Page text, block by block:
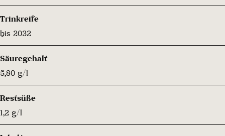
Trinkreife
bis 2032
Säuregehalt
5,80 g/l
Restsüße
1,2 g/l